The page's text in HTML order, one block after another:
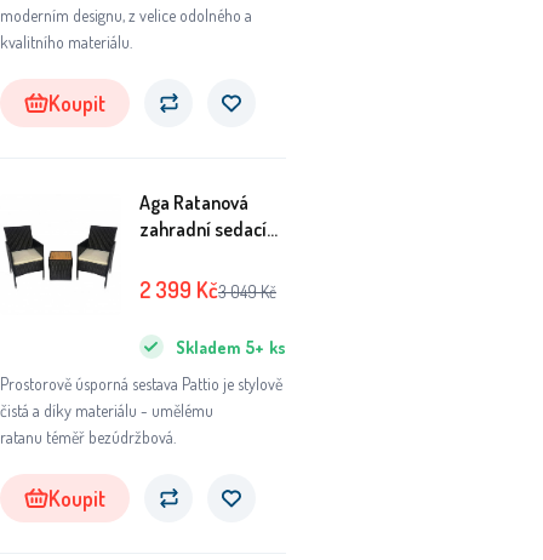
moderním designu, z velice odolného a
kvalitního materiálu.
Koupit
Aga Ratanová
zahradní sedací
Prostorově úsporná sestava Pattio je stylově
čistá a díky materiálu - umělému
ratanu téměř bezúdržbová.
Skladem 5+ ks
2 399 Kč3 049Kč
Koupit